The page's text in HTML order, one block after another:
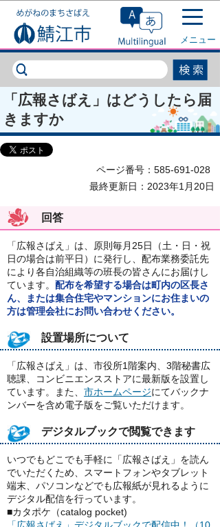
このページの本文へ移動
メニュー
「広報さばえ」はどうしたら届
きますか
ページ番号：585-691-028
最終更新日：2023年1月20日
回答
「広報さばえ」は、原則毎月25日（土・日・祝
日の場合は前平日）に発行し、配布業務委託先
により各自治組織等の班長の皆さんにお届けし
ています。 配布を希望する場合は町内の区長さ
ん、または集合住宅やマンションにお住まいの
方は管理会社にお問い合わせください。
設置場所について
「広報さばえ」は、市役所1階案内、3階秘書広
聴課、コンビニエンスストアに最新版を設置し
ています。また、 市ホームページにてバックナ
ンバーを含め電子版をご覧いただけます。
デジタルブックで閲覧できます
いつでもどこでも手軽に「広報さばえ」を読ん
でいただくため、スマートフォンやタブレット
端末、パソコンなどでも広報紙が見れるように
デジタル配信を行っています。
■カタポケ（catalog pocket)